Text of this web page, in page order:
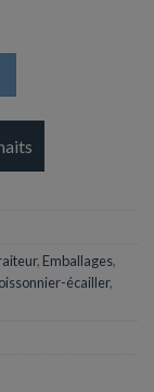
, Emballages,
écailler,